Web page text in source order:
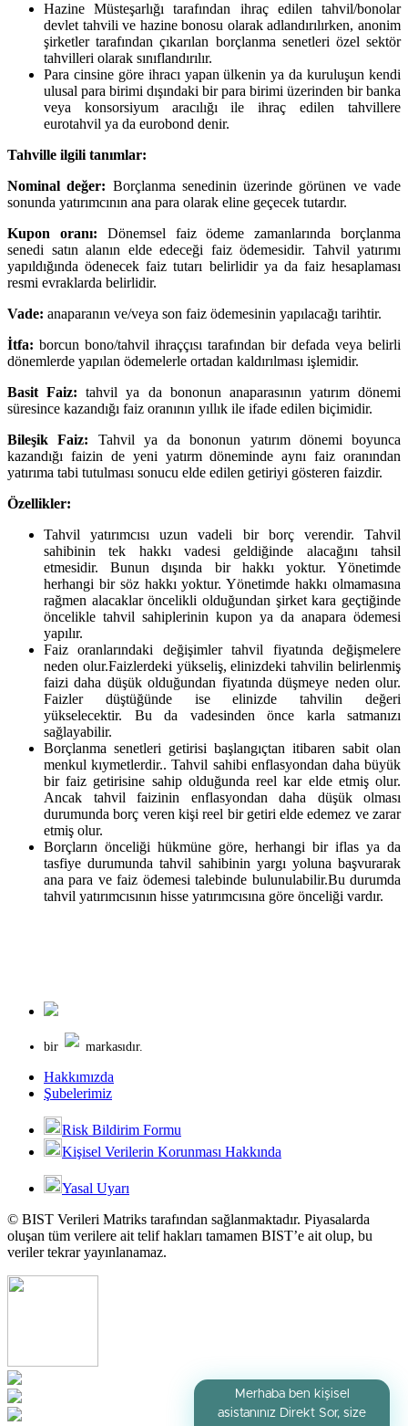
Hazine Müsteşarlığı tarafından ihraç edilen tahvil/bonolar
devlet tahvili ve hazine bonosu olarak adlandırılırken, anonim
şirketler tarafından çıkarılan borçlanma senetleri özel sektör
tahvilleri olarak sınıflandırılır.
Para cinsine göre ihracı yapan ülkenin ya da kuruluşun kendi
ulusal para birimi dışındaki bir para birimi üzerinden bir banka
veya konsorsiyum aracılığı ile ihraç edilen tahvillere
eurotahvil ya da eurobond denir.
Tahville ilgili tanımlar:
Nominal değer: Borçlanma senedinin üzerinde görünen ve vade
sonunda yatırımcının ana para olarak eline geçecek tutardır.
Kupon oranı: Dönemsel faiz ödeme zamanlarında borçlanma
senedi satın alanın elde edeceği faiz ödemesidir. Tahvil yatırımı
yapıldığında ödenecek faiz tutarı belirlidir ya da faiz hesaplaması
resmi evraklarda belirlidir.
Vade: anaparanın ve/veya son faiz ödemesinin yapılacağı tarihtir.
İtfa: borcun bono/tahvil ihraççısı tarafından bir defada veya belirli
dönemlerde yapılan ödemelerle ortadan kaldırılması işlemidir.
Basit Faiz: tahvil ya da bononun anaparasının yatırım dönemi
süresince kazandığı faiz oranının yıllık ile ifade edilen biçimidir.
Bileşik Faiz: Tahvil ya da bononun yatırım dönemi boyunca
kazandığı faizin de yeni yatırm döneminde aynı faiz oranından
yatırıma tabi tutulması sonucu elde edilen getiriyi gösteren faizdir.
Özellikler:
Tahvil yatırımcısı uzun vadeli bir borç verendir. Tahvil
sahibinin tek hakkı vadesi geldiğinde alacağını tahsil
etmesidir. Bunun dışında bir hakkı yoktur. Yönetimde
herhangi bir söz hakkı yoktur. Yönetimde hakkı olmamasına
rağmen alacaklar öncelikli olduğundan şirket kara geçtiğinde
öncelikle tahvil sahiplerinin kupon ya da anapara ödemesi
yapılır.
Faiz oranlarındaki değişimler tahvil fiyatında değişmelere
neden olur.Faizlerdeki yükseliş, elinizdeki tahvilin belirlenmiş
faizi daha düşük olduğundan fiyatında düşmeye neden olur.
Faizler düştüğünde ise elinizde tahvilin değeri
yükselecektir. Bu da vadesinden önce karla satmanızı
sağlayabilir.
Borçlanma senetleri getirisi başlangıçtan itibaren sabit olan
menkul kıymetlerdir.. Tahvil sahibi enflasyondan daha büyük
bir faiz getirisine sahip olduğunda reel kar elde etmiş olur.
Ancak tahvil faizinin enflasyondan daha düşük olması
durumunda borç veren kişi reel bir getiri elde edemez ve zarar
etmiş olur.
Borçların önceliği hükmüne göre, herhangi bir iflas ya da
tasfiye durumunda tahvil sahibinin yargı yoluna başvurarak
ana para ve faiz ödemesi talebinde bulunulabilir.Bu durumda
tahvil yatırımcısının hisse yatırımcısına göre önceliği vardır.
bir markasıdır.
Hakkımızda
Şubelerimiz
Risk Bildirim Formu
Kişisel Verilerin Korunması Hakkında
Yasal Uyarı
© BIST Verileri Matriks tarafından sağlanmaktadır. Piyasalarda
oluşan tüm verilere ait telif hakları tamamen BIST’e ait olup, bu
veriler tekrar yayınlanamaz.
Merhaba ben kişisel
asistanınız Direkt Sor, size